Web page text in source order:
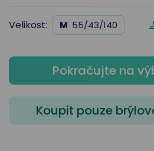
Velikost: M 55/43/140
Pokračujte na
Koupit pouze